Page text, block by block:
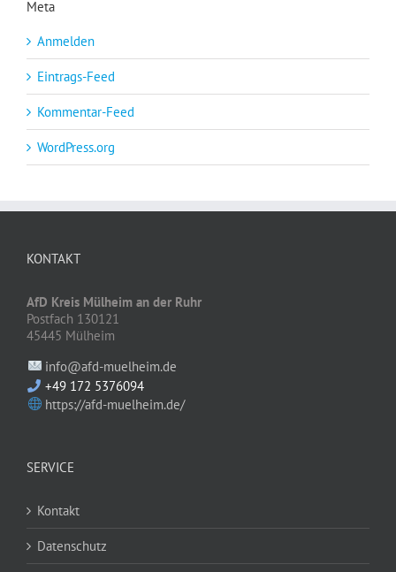
Meta
Anmelden
Eintrags-Feed
Kommentar-Feed
WordPress.org
KONTAKT
AfD Kreis Mülheim an der Ruhr
Postfach 130121
45445 Mülheim
info@afd-muelheim.de
+49 172 5376094
https://afd-muelheim.de/
SERVICE
Kontakt
Datenschutz